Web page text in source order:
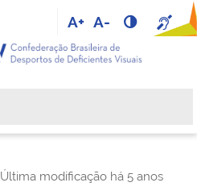
A+ A-
Última modificação há 5 anos